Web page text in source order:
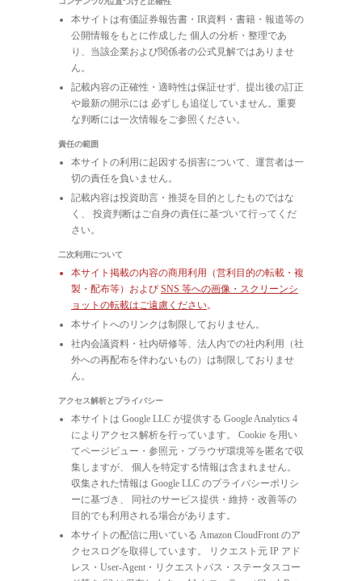
本サイトは有価証券報告書・IR資料・書籍・報道等の
公開情報をもとに作成した 個人の分析・整理であ
り、当該企業および関係者の公式見解ではありませ
ん。
記載内容の正確性・適時性は保証せず、提出後の訂正
や最新の開示には 必ずしも追従していません。重要
な判断には一次情報をご参照ください。
責任の範囲
本サイトの利用に起因する損害について、運営者は一
切の責任を負いません。
記載内容は投資助言・推奨を目的としたものではな
く、 投資判断はご自身の責任に基づいて行ってくだ
さい。
二次利用について
本サイト掲載の内容の商用利用（営利目的の転載・複
製・配布等）および SNS 等への画像・スクリーンシ
ョットの転載はご遠慮ください。
本サイトへのリンクは制限しておりません。
社内会議資料・社内研修等、法人内での社内利用（社
外への再配布を伴わないもの）は制限しておりませ
ん。
アクセス解析とプライバシー
本サイトは Google LLC が提供する Google Analytics 4
によりアクセス解析を行っています。 Cookie を用い
てページビュー・参照元・ブラウザ環境等を匿名で収
集しますが、 個人を特定する情報は含まれません。
収集された情報は Google LLC のプライバシーポリシ
ーに基づき、 同社のサービス提供・維持・改善等の
目的でも利用される場合があります。
本サイトの配信に用いている Amazon CloudFront のア
クセスログを取得しています。 リクエスト元 IP アド
レス・User-Agent・リクエストパス・ステータスコー